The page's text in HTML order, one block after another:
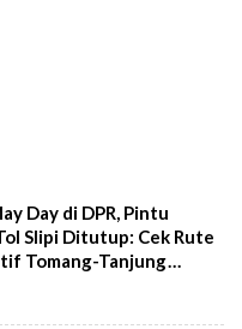
Day di DPR, Pintu
Slipi Ditutup: Cek Rute
Tomang-Tanjung